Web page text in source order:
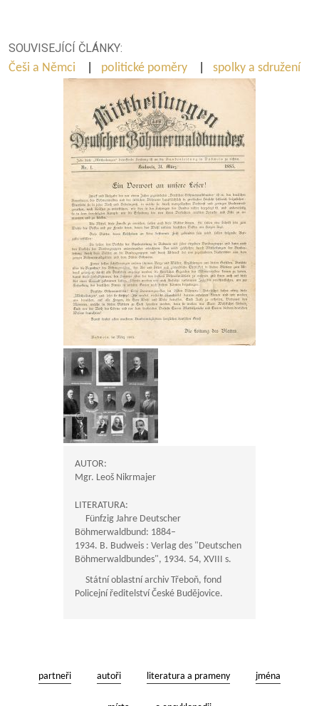
SOUVISEJÍCÍ ČLÁNKY:
Češi a Němci
politické poměry spolky a sdružení
AUTOR:
Mgr. Leoš Nikrmajer
LITERATURA:
Fünfzig Jahre Deutscher
Böhmerwaldbund: 1884–
1934. B. Budweis : Verlag des "Deutschen
Böhmerwaldbundes", 1934. 54, XVIII s.
Státní oblastní archiv Třeboň, fond
Policejní ředitelství České Budějovice.
partneři autoři literatura a prameny jména